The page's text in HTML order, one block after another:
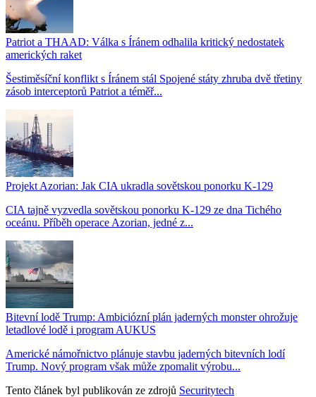
Patriot a THAAD: Válka s Íránem odhalila kritický nedostatek
amerických raket
Šestiměsíční konflikt s Íránem stál Spojené státy zhruba dvě třetiny
zásob interceptorů Patriot a téměř...
Projekt Azorian: Jak CIA ukradla sovětskou ponorku K-129
CIA tajně vyzvedla sovětskou ponorku K-129 ze dna Tichého
oceánu. Příběh operace Azorian, jedné z...
Bitevní lodě Trump: Ambiciózní plán jaderných monster ohrožuje
letadlové lodě i program AUKUS
Americké námořnictvo plánuje stavbu jaderných bitevních lodí
Trump. Nový program však může zpomalit výrobu...
Tento článek byl publikován ze zdrojů Securitytech